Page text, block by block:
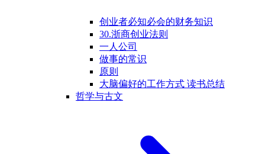
创业者必知必会的财务知识
30.浙商创业法则
一人公司
做事的常识
原则
大脑偏好的工作方式 读书总结
哲学与古文